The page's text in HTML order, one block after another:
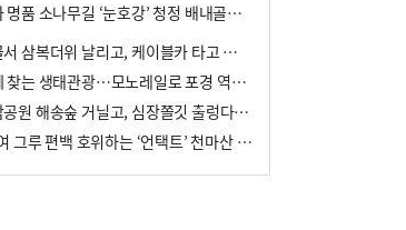
통도사 명품 소나무길 ‘눈호강’ 청정 배내골서 더위 싹
얼음골서 삼복더위 날리고, 케이블카 타고 신선놀음
고래떼 찾는 생태관광…모노레일로 포경 역사여행
대왕암공원 해송숲 거닐고, 심장쫄깃 출렁다리 건너봐
8500여 그루 편백 호위하는 ‘언택트’ 천마산 산림욕장